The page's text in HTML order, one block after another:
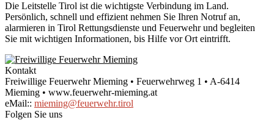
Die Leitstelle Tirol ist die wichtigste Verbindung im Land.
Persönlich, schnell und effizient nehmen Sie Ihren Notruf an,
alarmieren in Tirol Rettungsdienste und Feuerwehr und begleiten
Sie mit wichtigen Informationen, bis Hilfe vor Ort eintrifft.
Kontakt
Freiwillige Feuerwehr Mieming • Feuerwehrweg 1 • A-6414
Mieming • www.feuerwehr-mieming.at
eMail:: mieming@feuerwehr.tirol
Folgen Sie uns